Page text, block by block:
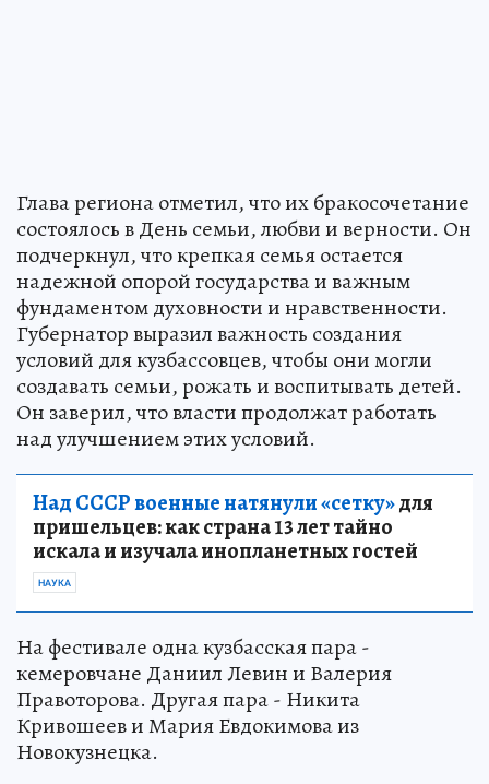
Глава региона отметил, что их бракосочетание
состоялось в День семьи, любви и верности. Он
подчеркнул, что крепкая семья остается
надежной опорой государства и важным
фундаментом духовности и нравственности.
Губернатор выразил важность создания
условий для кузбассовцев, чтобы они могли
создавать семьи, рожать и воспитывать детей.
Он заверил, что власти продолжат работать
над улучшением этих условий.
Над СССР военные натянули «сетку»для
пришельцев: как страна 13 лет тайно
искала и изучала инопланетных гостей
НАУКА
На фестивале одна кузбасская пара -
кемеровчане Даниил Левин и Валерия
Правоторова. Другая пара - Никита
Кривошеев и Мария Евдокимова из
Новокузнецка.